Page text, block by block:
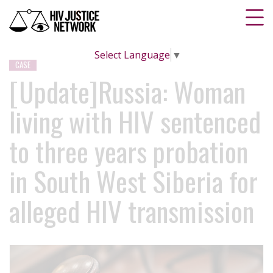
Select Language ▼
CASE
[Update]Russia: Woman
living with HIV sentenced
to three years probation
in South West Siberia for
alleged HIV transmission